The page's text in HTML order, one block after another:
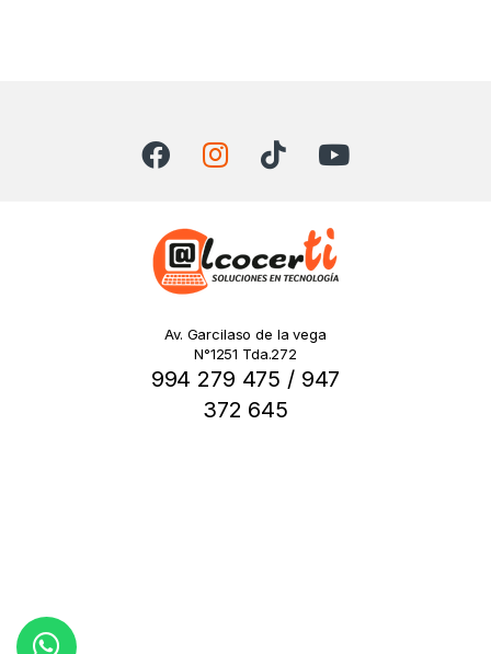
Av. Garcilaso de la vega
N°1251 Tda.272
994 279 475 / 947
372 645